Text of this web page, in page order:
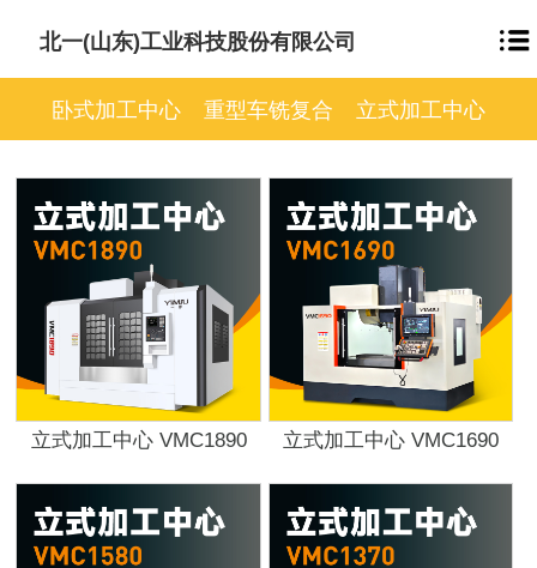
北一(山东)工业科技股份有限公司
卧式加工中心 重型车铣复合 立式加工中心
立式加工中心 VMC1890 立式加工中心 VMC1690